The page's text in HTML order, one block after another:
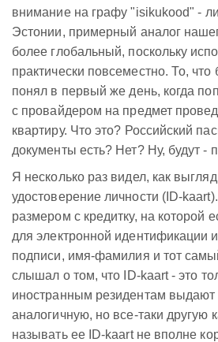
внимание на графу "isikukood" -
Эстонии, примерный аналог
более глобальный, поскольку
практически повсеместно. То, что
понял в первый же день, когда
с провайдером на предмет
квартиру. Что это? Российский
документы есть? Нет? Ну, будут -
Я несколько раз видел, как
удостоверение личности (ID-
размером с кредитку, на которой
для электронной идентификации
подписи, имя-фамилия и тот
слышал о том, что ID-kaart - это
иностранным резидентам выдают
аналогичную, но все-таки другую
называть ее ID-kaart не вполне